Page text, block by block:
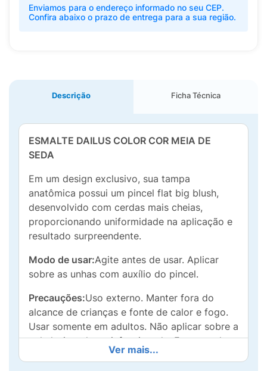
Enviamos para o endereço informado no seu CEP.
Confira abaixo o prazo de entrega para a sua região.
Descrição Ficha Técnica
ESMALTE DAILUS COLOR COR MEIA DE
SEDA
Em um design exclusivo, sua tampa
anatômica possui um pincel flat big blush,
desenvolvido com cerdas mais cheias,
proporcionando uniformidade na aplicação e
resultado surpreendente.
Modo de usar:Agite antes de usar. Aplicar
sobre as unhas com auxílio do pincel.
Precauções:Uso externo. Manter fora do
alcance de crianças e fonte de calor e fogo.
Usar somente em adultos. Não aplicar sobre a
pele lesionada ou infeccionada. Em caso de
irritação, retirar o esmalte e procurar o auxílio
Ver mais...